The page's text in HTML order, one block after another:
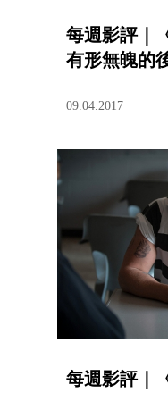
每週影評｜
有形無魄的
09.04.2017
每週影評｜